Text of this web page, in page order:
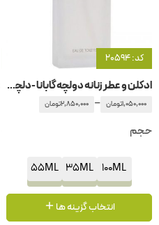
کد: 20594
ادکلن و عطر زنانه دولچه گابانا -دلچه گابانا لایت بلو
1,050,000تومان –
2,850,000تومان
حجم
100ML
35ML
55ML
انتخاب گزینه ها